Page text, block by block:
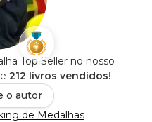
Top Seller no nosso
212 livros vendidos!
o autor
de Medalhas